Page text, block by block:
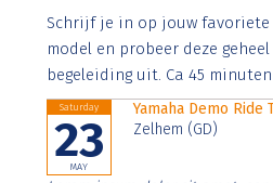
Aenean faucibus nibh et justo
imperdiet. Nunc ut sem vitae
Schrijf je in op jouw favoriete
model en probeer deze
begeleiding uit. Ca 45
Saturday
23
MAY
Yamaha Demo Ride
Zelhem (GD)